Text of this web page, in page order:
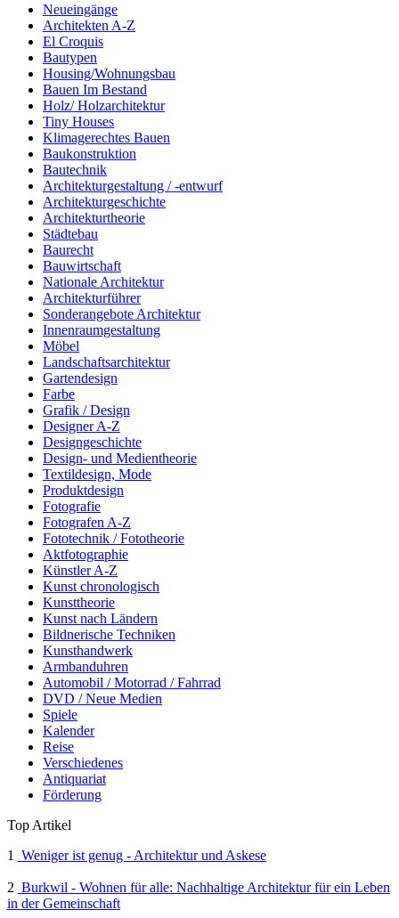
Neueingänge
Architekten A-Z
El Croquis
Bautypen
Housing/Wohnungsbau
Bauen Im Bestand
Holz/ Holzarchitektur
Tiny Houses
Klimagerechtes Bauen
Baukonstruktion
Bautechnik
Architekturgestaltung / -entwurf
Architekturgeschichte
Architekturtheorie
Städtebau
Baurecht
Bauwirtschaft
Nationale Architektur
Architekturführer
Sonderangebote Architektur
Innenraumgestaltung
Möbel
Landschaftsarchitektur
Gartendesign
Farbe
Grafik / Design
Designer A-Z
Designgeschichte
Design- und Medientheorie
Textildesign, Mode
Produktdesign
Fotografie
Fotografen A-Z
Fototechnik / Fototheorie
Aktfotographie
Künstler A-Z
Kunst chronologisch
Kunsttheorie
Kunst nach Ländern
Bildnerische Techniken
Kunsthandwerk
Armbanduhren
Automobil / Motorrad / Fahrrad
DVD / Neue Medien
Spiele
Kalender
Reise
Verschiedenes
Antiquariat
Förderung
Top Artikel
1
Weniger ist genug - Architektur und Askese
2 Burkwil - Wohnen für alle: Nachhaltige Architektur für ein Leben
in der Gemeinschaft